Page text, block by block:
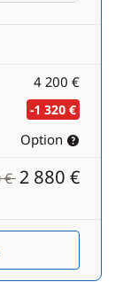
4 200 €
-1 320 €
Option
€2 880 €